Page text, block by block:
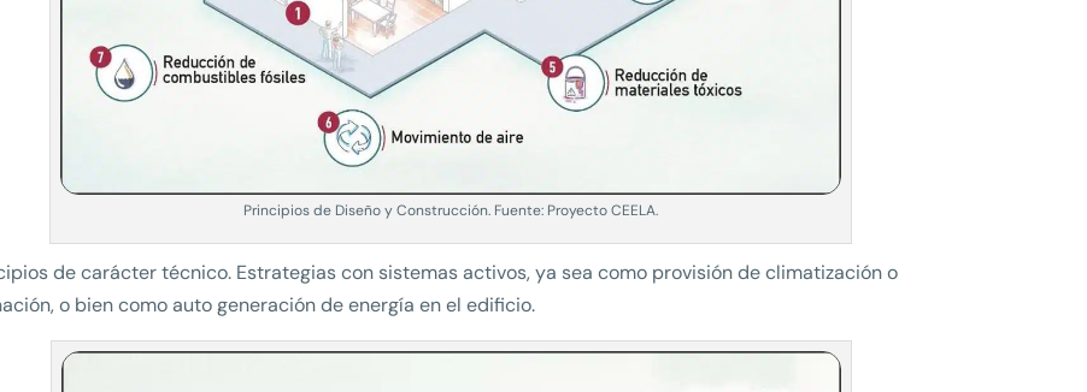
Principios de Diseño y Construcción. Fuente: Proyecto CEELA.
de carácter técnico. Estrategias con sistemas activos, ya sea como provisión de climatización o
o bien como auto generación de energía en el edificio.